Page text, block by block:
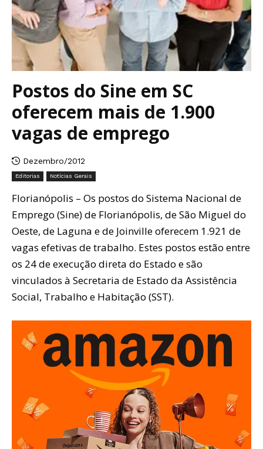
Postos do Sine em SC
oferecem mais de 1.900
vagas de emprego
Dezembro/2012
Editorias Notícias Gerais
Florianópolis – Os postos do Sistema Nacional de
Emprego (Sine) de Florianópolis, de São Miguel do
Oeste, de Laguna e de Joinville oferecem 1.921 de
vagas efetivas de trabalho. Estes postos estão entre
os 24 de execução direta do Estado e são
vinculados à Secretaria de Estado da Assistência
Social, Trabalho e Habitação (SST).